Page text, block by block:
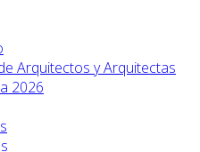
Arquitectos y Arquitectas
2026